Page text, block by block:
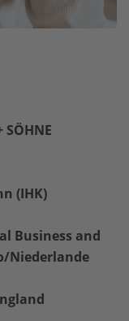
(IHK)
Business and
Niederlande